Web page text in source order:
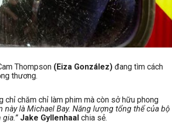
Thompson (Eiza González) đang tìm cách
thương.
chỉ chăm chỉ làm phim mà còn sở hữu phong
này là Michael Bay. Năng lượng tổng thể của bộ
Jake Gyllenhaal chia sẻ.